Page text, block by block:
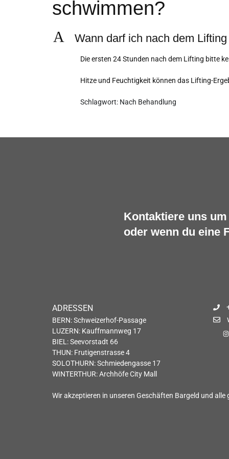
schwimmen?
A Wann darf ich nach dem
Die ersten 24 Stunden nach dem Lifting bitte
Hitze und Feuchtigkeit können das Lifting-
Schlagwort: Nach Behandlung
Kontaktiere uns
oder wenn du eine
ADRESSEN
BERN: Schweizerhof-Passage
LUZERN: Kauffmannweg 17
BIEL: Seevorstadt 66
THUN: Frutigenstrasse 4
SOLOTHURN: Schmiedengasse 17
WINTERTHUR: Archhöfe City Mall
Wir akzeptieren in unseren Geschäften Bargeld und